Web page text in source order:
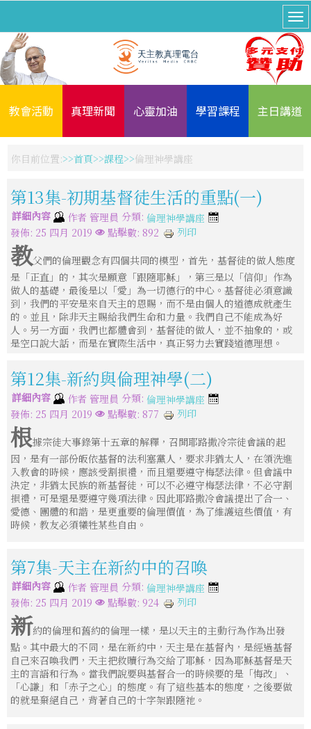
教會活動 真理新聞 心靈加油 學習課程 主日講道
你目前位置: 首頁 課程 倫理神學講座
第13集-初期基督徒生活的重點(一)
詳細內容 作者 管理員 分類: 倫理神學講座
發佈: 25 四月 2019
點擊數: 892 列印
教父們的倫理觀念有四個共同的模型，首先，基督徒的做人態度
是「正直」的，其次是願意「跟隨耶穌」，第三是以「信仰」作為
做人的基礎，最後是以「愛」為一切德行的中心。基督徒必須意識
到，我們的平安是來自天主的恩賜，而不是由個人的道德成就產生
的。並且，除非天主賜給我們生命和力量。我們自己不能成為好
人。另一方面，我們也都體會到，基督徒的做人，並不抽象的，或
是空口說大話，而是在實際生活中，真正努力去實踐道德理想。
第12集-新約與倫理神學(二)
詳細內容 作者 管理員 分類: 倫理神學講座
發佈: 25 四月 2019
點擊數: 877 列印
根據宗徒大事錄第十五章的解釋，召開耶路撒冷宗徒會議的起
因，是有一部份皈依基督的法利塞黨人，要求非猶太人，在領洗進
入教會的時候，應該受割損禮，而且還要遵守梅瑟法律。但會議中
決定，非猶太民族的新基督徒，可以不必遵守梅瑟法律，不必守割
損禮，可是還是要遵守幾項法律。因此耶路撒冷會議提出了合一、
愛德、團體的和諧，是更重要的倫理價值，為了維護這些價值，有
時候，教友必須犧牲某些自由。
第7集-天主在新約中的召喚
詳細內容 作者 管理員 分類: 倫理神學講座
發佈: 25 四月 2019
點擊數: 924 列印
新約的倫理和舊約的倫理一樣，是以天主的主動行為作為出發
點。其中最大的不同，是在新約中，天主是在基督內，是經過基督
自己來召喚我們，天主把救贖行為交給了耶穌，因為耶穌基督是天
主的言語和行為。當我們說要與基督合一的時候要的是「悔改」、
「心謙」和「赤子之心」的態度。有了這些基本的態度，之後要做
的就是棄絕自己，背著自己的十字架跟隨祂。